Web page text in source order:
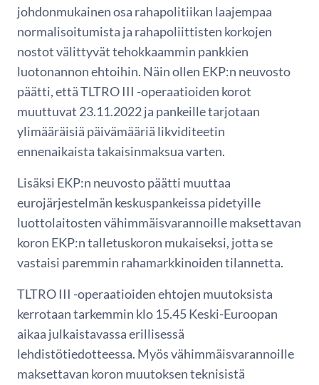
johdonmukainen osa rahapolitiikan laajempaa
normalisoitumista ja rahapoliittisten korkojen
nostot välittyvät tehokkaammin pankkien
luotonannon ehtoihin. Näin ollen EKP:n neuvosto
päätti, että TLTRO III -operaatioiden korot
muuttuvat 23.11.2022 ja pankeille tarjotaan
ylimääräisiä päivämääriä likviditeetin
ennenaikaista takaisinmaksua varten.
Lisäksi EKP:n neuvosto päätti muuttaa
eurojärjestelmän keskuspankeissa pidetyille
luottolaitosten vähimmäisvarannoille maksettavan
koron EKP:n talletuskoron mukaiseksi, jotta se
vastaisi paremmin rahamarkkinoiden tilannetta.
TLTRO III -operaatioiden ehtojen muutoksista
kerrotaan tarkemmin klo 15.45 Keski-Euroopan
aikaa julkaistavassa erillisessä
lehdistötiedotteessa. Myös vähimmäisvarannoille
maksettavan koron muutoksen teknisistä